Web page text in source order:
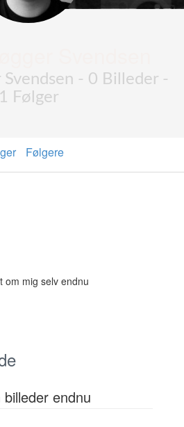
Svendsen - 0 Billeder -
1 Følger
Følgere
om mig selv endnu
billeder endnu